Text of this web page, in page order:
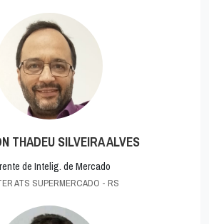
THADEU SILVEIRA ALVES
de Intelig. de Mercado
ATS SUPERMERCADO - RS